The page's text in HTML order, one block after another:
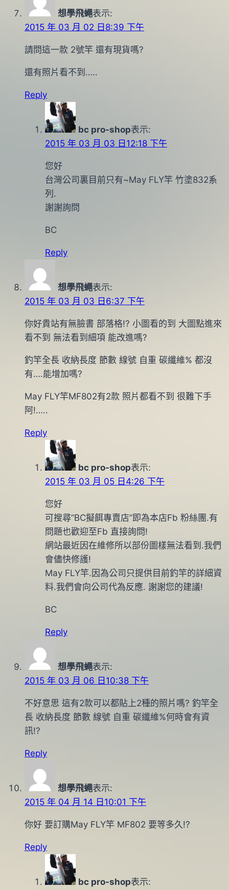
想學飛蠅表示:
2015 年 03 月 02 日8:39 下午
請問這一款 2號竿 還有現貨嗎?
還有照片看不到…..
Reply
bc pro-shop表示:
2015 年 03 月 03 日12:18 下午
您好
台灣公司裏目前只有~May FLY竿 竹塗832系
列.
謝謝詢問
BC
Reply
想學飛蠅表示:
2015 年 03 月 03 日6:37 下午
你好貴站有無臉書 部落格!? 小圖看的到 大圖點進來
看不到 無法看到細項 能改進嗎?
釣竿全長 收納長度 節數 線號 自重 碳纖維% 都沒
有….能增加嗎?
May FLY竿MF802有2款 照片都看不到 很難下手
阿!…..
Reply
bc pro-shop表示:
2015 年 03 月 05 日4:26 下午
您好
可搜尋”BC擬餌專賣店”即為本店Fb 粉絲團.有
問題也歡迎至Fb 直接詢問!
網站最近因在維修所以部份圖樣無法看到.我們
會儘快修護!
May FLY竿.因為公司只提供目前釣竿的詳細資
料.我們會向公司代為反應. 謝謝您的建議!
BC
Reply
想學飛蠅表示:
2015 年 03 月 06 日10:38 下午
不好意思 這有2款可以都貼上2種的照片嗎? 釣竿全
長 收納長度 節數 線號 自重 碳纖維%何時會有資
訊!?
Reply
想學飛蠅表示:
2015 年 04 月 14 日10:01 下午
你好 要訂購May FLY竿 MF802 要等多久!?
Reply
bc pro-shop表示: